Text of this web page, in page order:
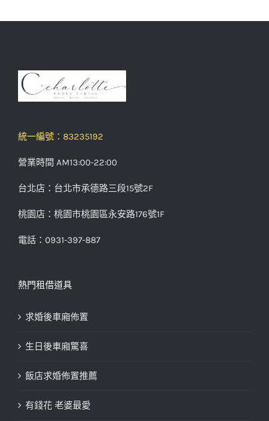
統一編號：83235192
營業時間 AM13:00-22:00
台北店：台北市承德路三段15號2F
桃園店：桃園市桃園區永安路176號1F
電話：0931-397-887
熱門租借道具
求婚後車廂佈置
生日後車廂驚喜
飯店求婚佈置推薦
有錢花 老婆最愛